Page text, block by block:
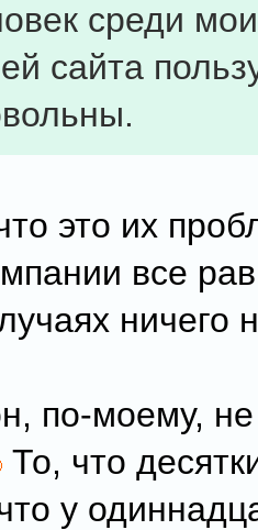
среди
сайта
это их
все
ничего
по-моему,
То, что
у